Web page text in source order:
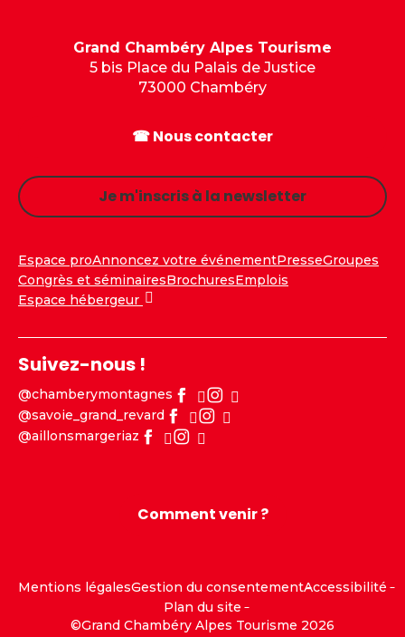
Grand Chambéry Alpes Tourisme
5 bis Place du Palais de Justice
73000 Chambéry
☎ Nous contacter
Je m'inscris à la newsletter
Espace proAnnoncez votre événementPresseGroupes
Congrès et séminairesBrochuresEmplois
Espace hébergeur
Suivez-nous !
@chamberymontagnes
@savoie_grand_revard
@aillonsmargeriaz
Comment venir ?
Mentions légalesGestion du consentementAccessibilité
Plan du site
©Grand Chambéry Alpes Tourisme 2026